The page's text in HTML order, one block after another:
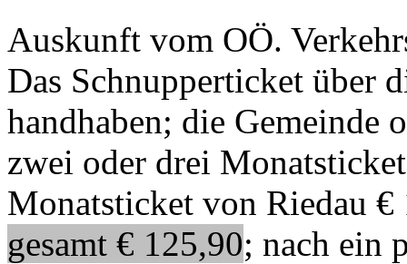
Auskunft vom OÖ.
Das Schnupperticket über
handhaben; die Gemeinde
zwei oder drei
Monatsticket von Riedau
gesamt € 125,90; nach ein